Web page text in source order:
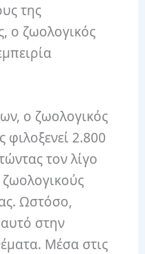
της
ο ζωολογικός
ο ζωολογικός
2.800
τον λίγο
Ωστόσο,
στην
Μέσα στις